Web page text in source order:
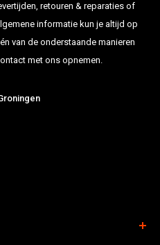
retouren & reparaties of
informatie kun je altijd op
van de onderstaande manieren
met ons opnemen.